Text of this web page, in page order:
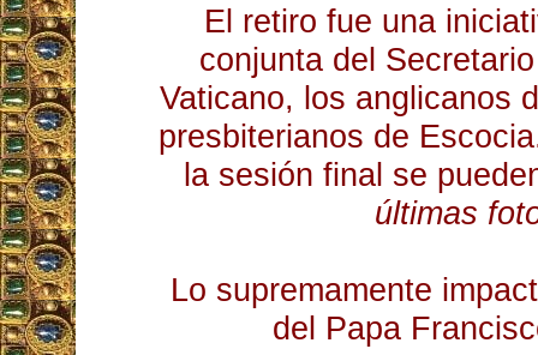
El retiro fue una
conjunta del
Vaticano, los anglicanos
presbiterianos de
la sesión final se
últimas
Lo supremamente
del Papa